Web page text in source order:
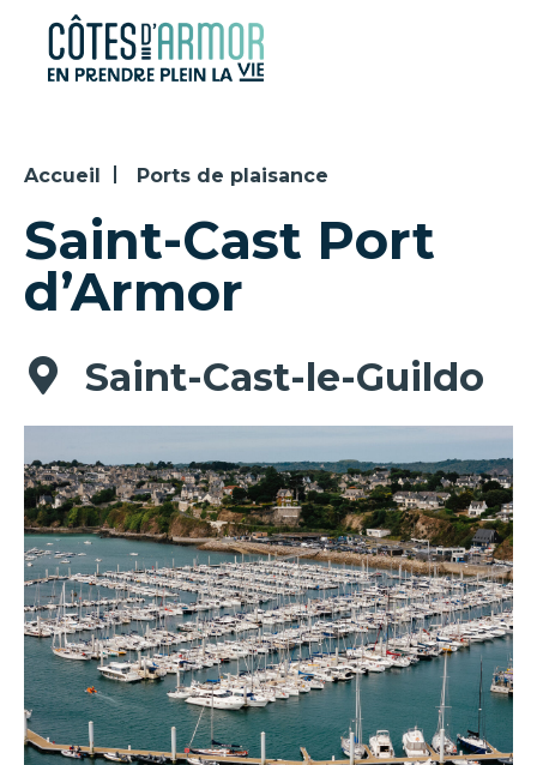
Panneau de gestion des cookies
Accueil Ports de plaisance
Saint-Cast Port
d’Armor
Saint-Cast-le-Guildo